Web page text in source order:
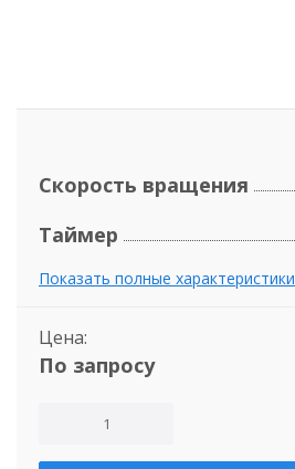
Скорость вращения
Таймер
Показать полные характеристики
Цена:
По запросу